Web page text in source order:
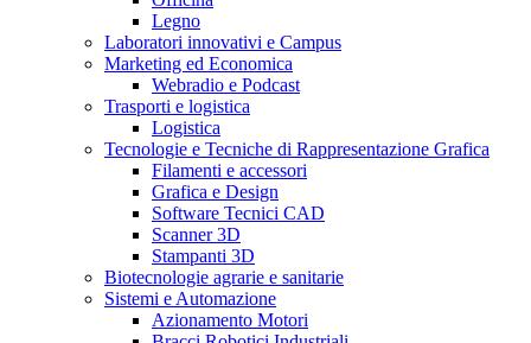
Legno
Laboratori innovativi e Campus
Marketing ed Economica
Webradio e Podcast
Trasporti e logistica
Logistica
Tecnologie e Tecniche di Rappresentazione Grafica
Filamenti e accessori
Grafica e Design
Software Tecnici CAD
Scanner 3D
Stampanti 3D
Biotecnologie agrarie e sanitarie
Sistemi e Automazione
Azionamento Motori